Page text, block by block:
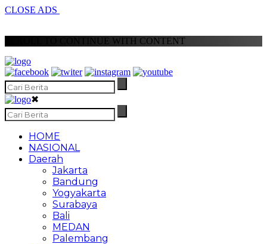
CLOSE ADS
SCROLL TO CONTINUE WITH CONTENT
✖
HOME
NASIONAL
Daerah
Jakarta
Bandung
Yogyakarta
Surabaya
Bali
MEDAN
Palembang